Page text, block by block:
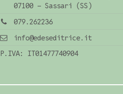
07100 - Sassari (SS)
079.262236
info@edeseditrice.it
P.IVA: IT01477740904